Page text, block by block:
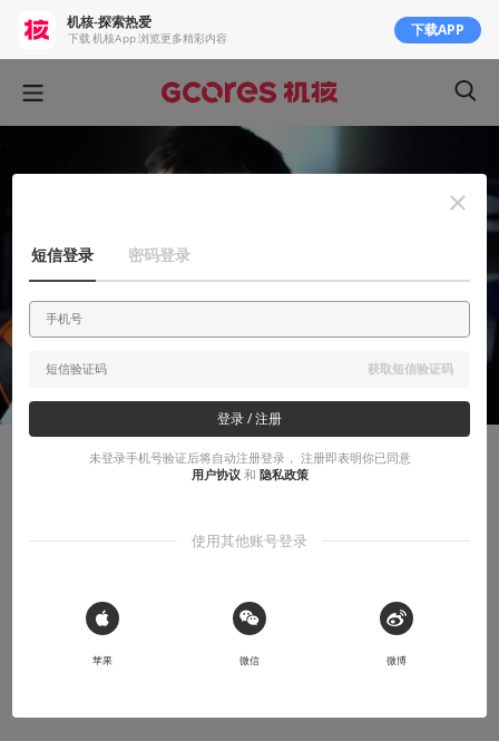
袭惯犯
机核-探索热爱
下载 机核App 浏览更多精彩内容 下载APP
短信登录 密码登录
获取短信验证码
登录 / 注册
未登录手机号验证后将自动注册登录， 注册即表明你已同意
用户协议 和 隐私政策
使用其他账号登录
 Sign in with Apple
苹果 微信 微博